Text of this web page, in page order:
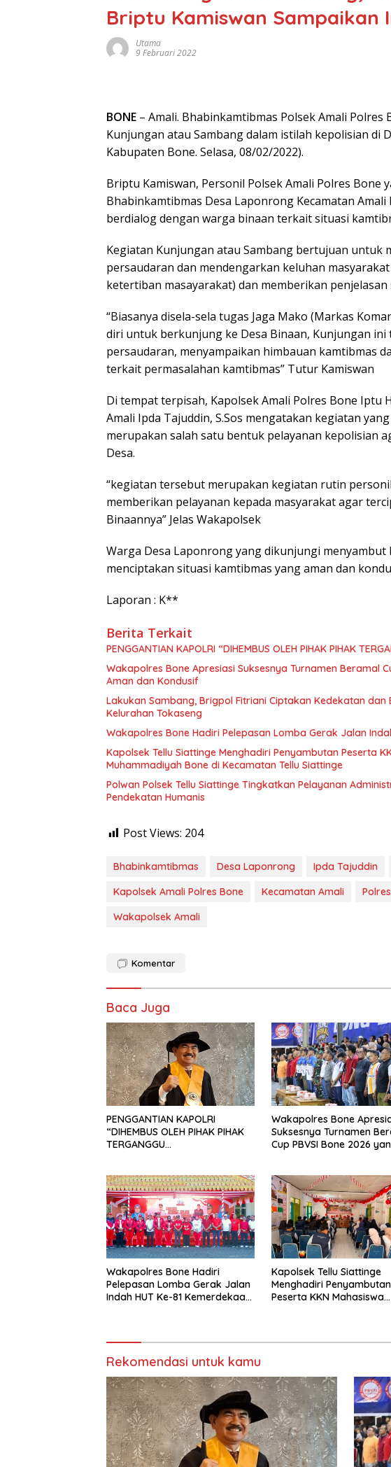
Briptu Kamiswan Sampaikan
Utama
9 Februari 2022
BONE – Amali. Bhabinkamtibmas Polsek Amali
Kunjungan atau Sambang dalam istilah kepolisian di
Kabupaten Bone. Selasa, 08/02/2022).
Briptu Kamiswan, Personil Polsek Amali Polres Bone
Bhabinkamtibmas Desa Laponrong Kecamatan
berdialog dengan warga binaan terkait situasi
Kegiatan Kunjungan atau Sambang bertujuan untuk
persaudaran dan mendengarkan keluhan
ketertiban masayarakat) dan memberikan penjelasan
“Biasanya disela-sela tugas Jaga Mako (Markas
diri untuk berkunjung ke Desa Binaan, Kunjungan
persaudaran, menyampaikan himbauan kamtibmas
terkait permasalahan kamtibmas” Tutur Kamiswan
Di tempat terpisah, Kapolsek Amali Polres Bone Iptu
Amali Ipda Tajuddin, S.Sos mengatakan kegiatan
merupakan salah satu bentuk pelayanan kepolisian
Desa.
“kegiatan tersebut merupakan kegiatan rutin
memberikan pelayanan kepada masyarakat agar
Binaannya” Jelas Wakapolsek
Warga Desa Laponrong yang dikunjungi
menciptakan situasi kamtibmas yang aman dan
Laporan : K**
Berita Terkait
PENGGANTIAN KAPOLRI “DIHEMBUS OLEH PIHAK PIHAK
Wakapolres Bone Apresiasi Suksesnya Turnamen Beramal
Aman dan Kondusif
Lakukan Sambang, Brigpol Fitriani Ciptakan Kedekatan dan
Kelurahan Tokaseng
Wakapolres Bone Hadiri Pelepasan Lomba Gerak Jalan
Kapolsek Tellu Siattinge Menghadiri Penyambutan Peserta
Muhammadiyah Bone di Kecamatan Tellu Siattinge
Polwan Polsek Tellu Siattinge Tingkatkan Pelayanan
Pendekatan Humanis
Post Views: 204
Bhabinkamtibmas Desa Laponrong Ipda Tajuddin
Kapolsek Amali Polres Bone
Kecamatan Amali
Wakapolsek Amali
Komentar
Baca Juga
PENGGANTIAN KAPOLRI
“DIHEMBUS OLEH PIHAK PIHAK
TERGANGGU
Wakapolres Bone
Suksesnya Turnamen
Cup PBVSI Bone 2026
Wakapolres Bone Hadiri
Pelepasan Lomba Gerak Jalan
Indah HUT Ke-81 Kemerdekaan
Kapolsek Tellu Siattinge
Menghadiri Penyambutan
Peserta KKN Mahasiswa
Rekomendasi untuk kamu